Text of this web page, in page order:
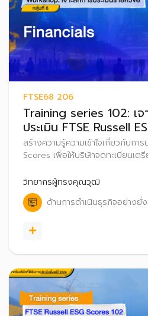
FTSE68 206
Training series 102: เจ
ประเมิน FTSE Russell
สร้างความรู้ความเข้าใจเกี่ยวกับกา
Scores เพื่อให้บริษัทจดทะเบียนเ
Scores สู่สาธารณะ ตั้งแต่ปี 2569 เ
วิทยากรผู้ทรงคุณวุฒิ
ด้านการดำเนินธุรกิจอย่างยั่